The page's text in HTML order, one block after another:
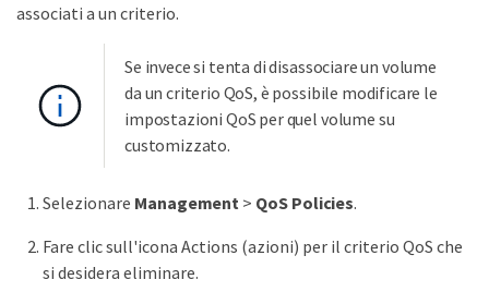
associati a un criterio.
Se invece si tenta di disassociare un volume
da un criterio QoS, è possibile modificare le
impostazioni QoS per quel volume su
customizzato.
Selezionare Management > QoS Policies.
Fare clic sull'icona Actions (azioni) per il criterio QoS che
si desidera eliminare.